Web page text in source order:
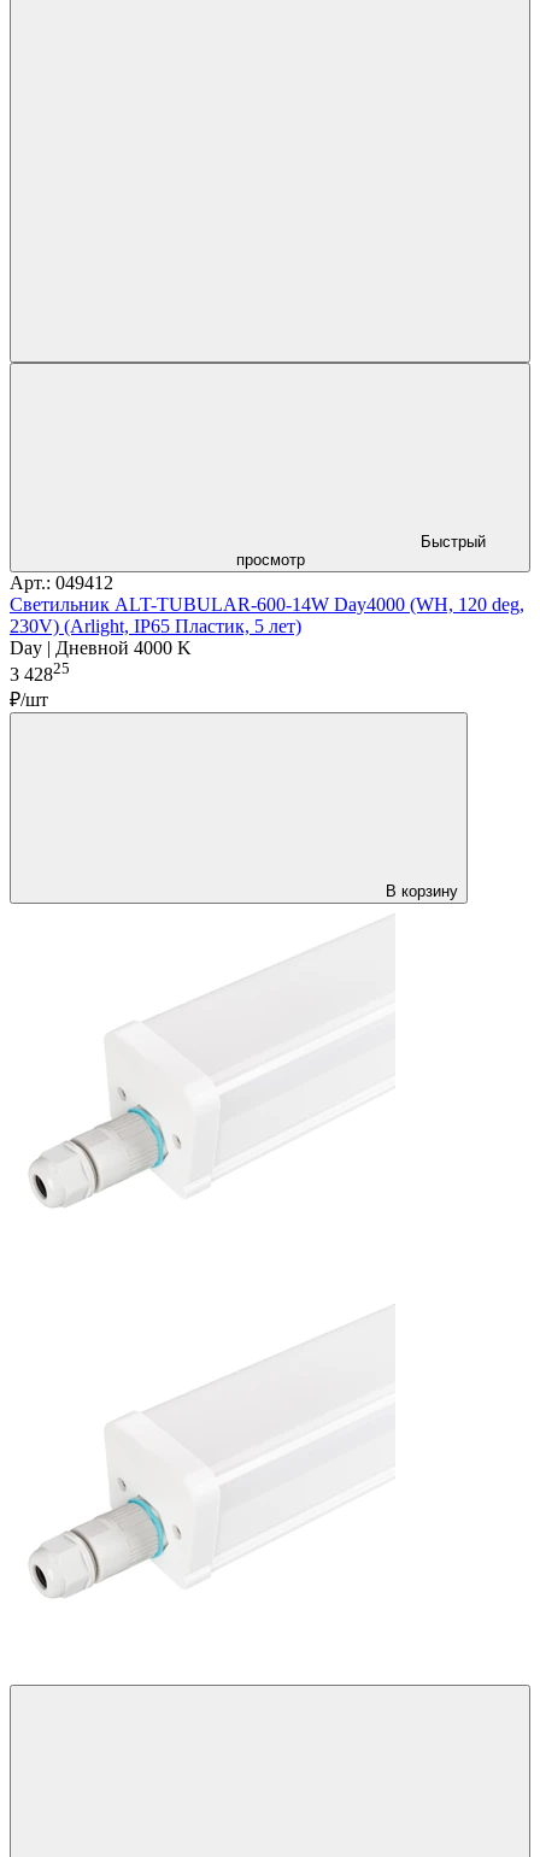
Быстрый
просмотр
Арт.: 049412
Светильник ALT-TUBULAR-600-14W Day4000 (WH, 120 deg,
230V) (Arlight, IP65 Пластик, 5 лет)
Day | Дневной 4000 K
3 42825
₽/шт
В корзину